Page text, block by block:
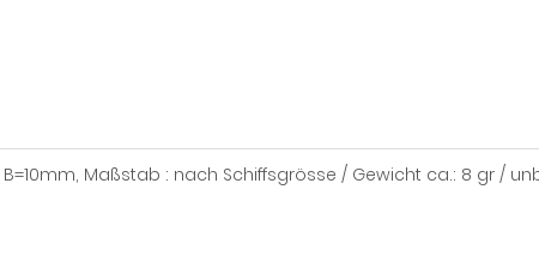
B=10mm, Maßstab : nach Schiffsgrösse / Gewicht ca.: 8 gr /